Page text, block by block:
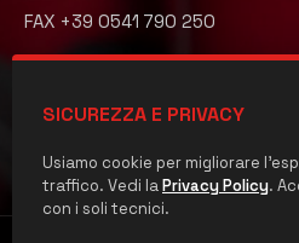
FAX +39 0541 790 250
Seguici
SICUREZZA E PRIVACY
Usiamo cookie per migliorare
traffico. Vedi laPrivacy Policy.
con i soli tecnici.